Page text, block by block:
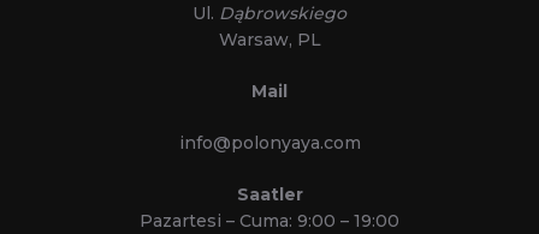
Ul. Dąbrowskiego
Warsaw, PL
Mail
info@polonyaya.com
Saatler
Pazartesi – Cuma: 9:00 – 19:00